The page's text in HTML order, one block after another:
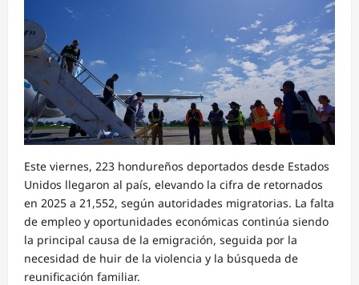
Este viernes, 223 hondureños deportados desde Estados
Unidos llegaron al país, elevando la cifra de retornados
en 2025 a 21,552, según autoridades migratorias. La falta
de empleo y oportunidades económicas continúa siendo
la principal causa de la emigración, seguida por la
necesidad de huir de la violencia y la búsqueda de
reunificación familiar.